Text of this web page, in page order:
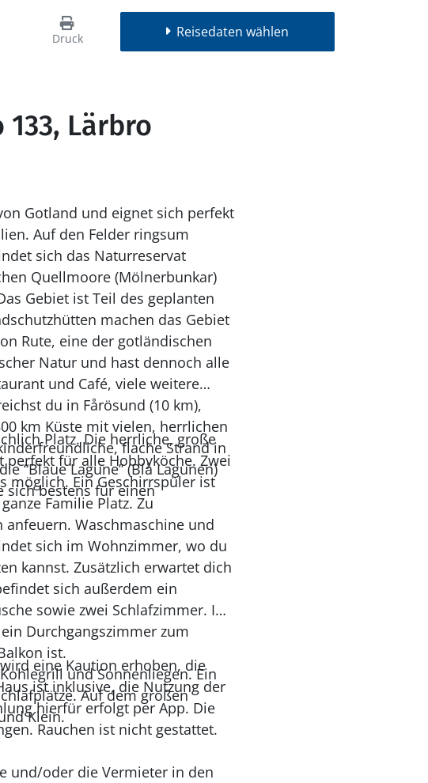
Druck Reisedaten wählen
133, Lärbro
Gotland und eignet sich perfekt
Auf den Felder ringsum
sich das Naturreservat
Quellmoore (Mölnerbunkar)
Gebiet ist Teil des geplanten
machen das Gebiet
Rute, eine der gotländischen
Natur und hast dennoch alle
und Café, viele weitere
du in Fårösund (10 km),
km Küste mit vielen, herrlichen
flache Strand in
“Blaue Lagune” (Blå Lagunen)
sich bestens für einen
Platz. Die herrliche, große
für alle Hobbyköche. Zwei
möglich. Ein Geschirrspüler ist
Familie Platz. Zu
Waschmaschine und
sich im Wohnzimmer, wo du
kannst. Zusätzlich erwartet dich
sich außerdem ein
sowie zwei Schlafzimmer. Im
Durchgangszimmer zum
ist.
und Sonnenliegen. Ein
Auf dem großen
Klein.
eine Kaution erhoben, die
ist inklusive, die Nutzung der
hierfür erfolgt per App. Die
Rauchen ist nicht gestattet.
und/oder die Vermieter in den